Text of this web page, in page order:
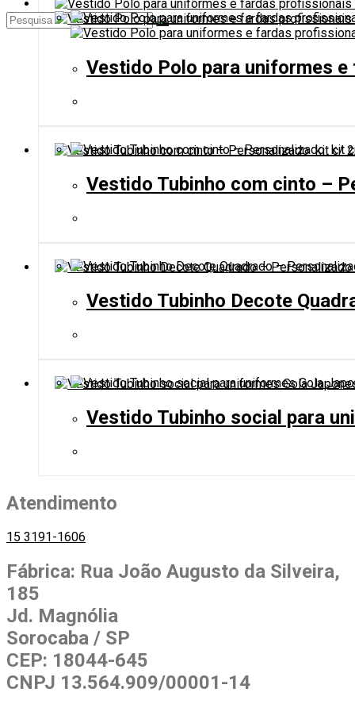
Vestido Polo para uniformes
Vestido Tubinho com cinto –
Vestido Tubinho Decote
Vestido Tubinho social para
Atendimento
15 3191-1606
Fábrica: Rua João Augusto da Silveira,
185
Jd. Magnólia
Sorocaba / SP
CEP: 18044-645
CNPJ 13.564.909/00001-14